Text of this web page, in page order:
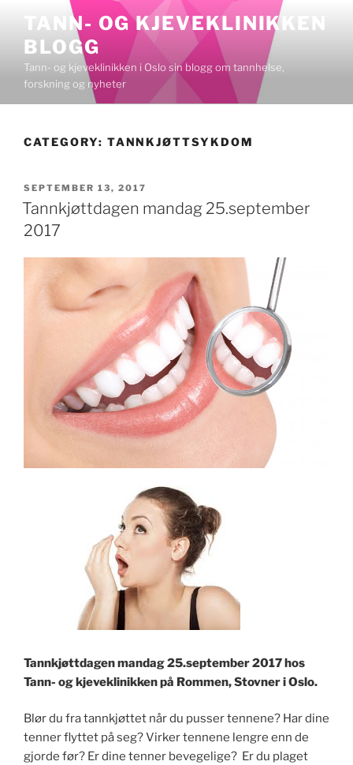
content
TANN- OG KJEVEKLINIKKEN
BLOGG
Tann- og kjeveklinikken i Oslo sin blogg om tannhelse,
forskning og nyheter
CATEGORY: TANNKJØTTSYKDOM
POSTED
ON
SEPTEMBER 13, 2017
Tannkjøttdagen mandag 25.september
2017
Tannkjøttdagen mandag 25.september 2017 hos
Tann- og kjeveklinikken på Rommen, Stovner i Oslo.
Blør du fra tannkjøttet når du pusser tennene? Har dine
tenner flyttet på seg? Virker tennene lengre enn de
gjorde før? Er dine tenner bevegelige? Er du plaget